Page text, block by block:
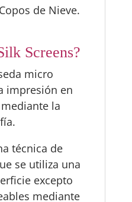
de Nieve.
Screens?
micro
impresión en
la
técnica de
se utiliza una
excepto
mediante